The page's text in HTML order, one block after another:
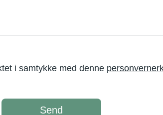
i samtykke med denne
Send